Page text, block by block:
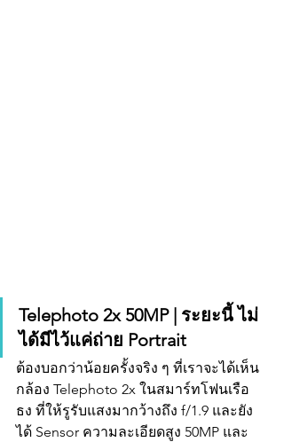
Telephoto 2x 50MP | ระยะนี้ ไม่
ได้มีไว้แค่ถ่าย Portrait
ต้องบอกว่าน้อยครั้งจริง ๆ ที่เราจะได้เห็น
กล้อง Telephoto 2x ในสมาร์ทโฟนเรือ
ธง ที่ให้รูรับแสงมากว้างถึง f/1.9 และยัง
ได้ Sensor ความละเอียดสูง 50MP และ